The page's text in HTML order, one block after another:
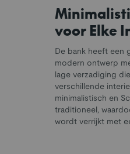
voor Elke
De bank heeft een
modern ontwerp
lage verzadiging
verschillende
minimalistisch en
traditioneel,
wordt verrijkt met